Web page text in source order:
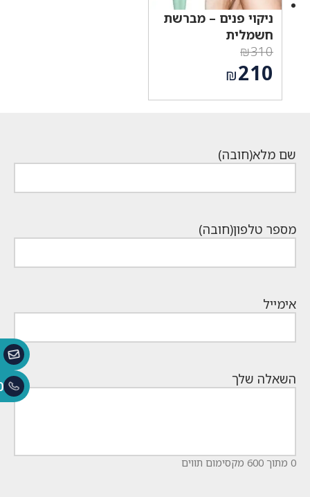
ניקוי פנים – מברשת
חשמלית
₪310
המחיר
המקורי
היה:
₪210
שם מלא(חובה)
מספר טלפון(חובה)
אימייל
השאלה שלך
0 מתוך 600 מקסימום תווים